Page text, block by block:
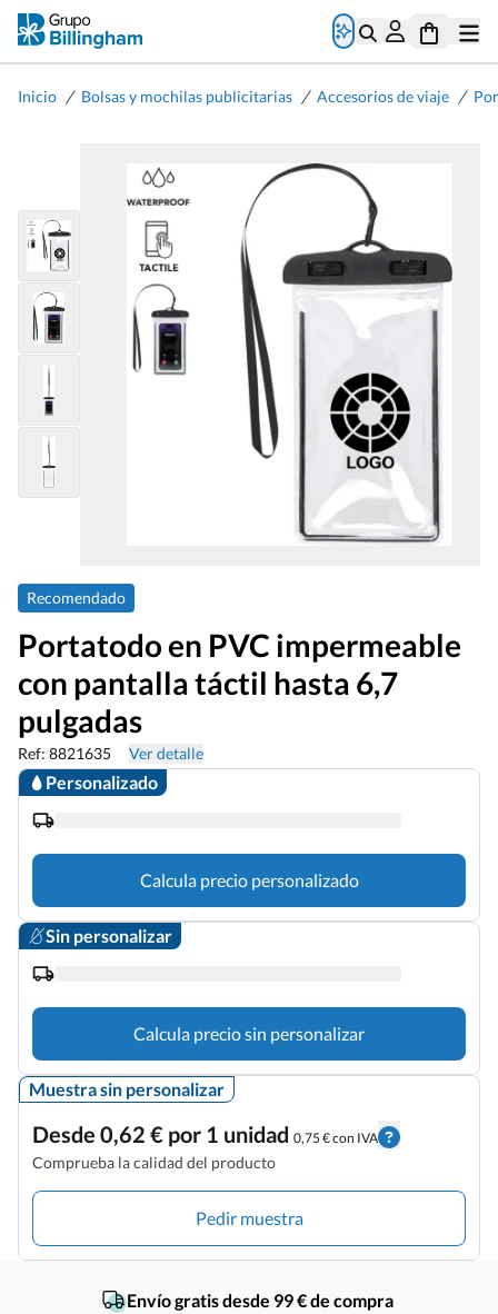
Inicio / Bolsas y mochilas publicitarias / Accesorios de viaje /
Recomendado
Portatodo en PVC impermeable
con pantalla táctil hasta 6,7
pulgadas
Ref: 8821635 Ver detalle
Personalizado
Calcula precio personalizado
Sin personalizar
Calcula precio sin personalizar
Muestra sin personalizar
Desde 0,62 € por 1 unidad 0,75 € con IVA
Comprueba la calidad del producto
Pedir muestra
Envío gratis desde 99 € de compra